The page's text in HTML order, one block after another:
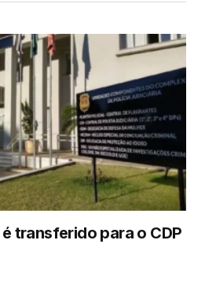
transferido para o CDP